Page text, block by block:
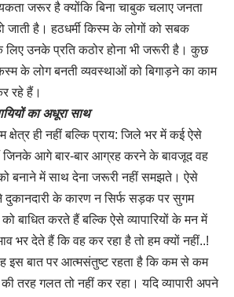
जरूर है क्योंकि बिना चाबुक चलाए जनता
जाती है। हठधर्मी किस्म के लोगों को सबक
लिए उनके प्रति कठोर होना भी जरूरी है। कुछ
के लोग बनती व्यवस्थाओं को बिगाड़ने का काम
रहे हैं।
का अधूरा साथ
क्षेत्र ही नहीं बल्कि प्राय: जिले भर में कई ऐसे
हैं जिनके आगे बार-बार आग्रह करने के बावजूद वह
बनाने में साथ देना जरूरी नहीं समझते। ऐसे
दुकानदारी के कारण न सिर्फ सड़क पर सुगम
बाधित करते हैं बल्कि ऐसे व्यापारियों के मन में
भर देते हैं कि वह कर रहा है तो हम क्यों नहीं..!
इस बात पर आत्मसंतुष्ट रहता है कि कम से कम
तरह गलत तो नहीं कर रहा। यदि व्यापारी अपने